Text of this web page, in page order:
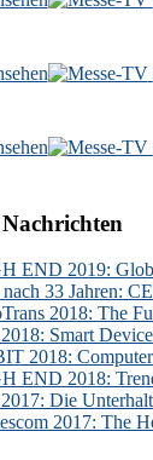
END 2019:
33 Jahren:
2018: The
Smart
2018:
END 2018:
Die
2017: The